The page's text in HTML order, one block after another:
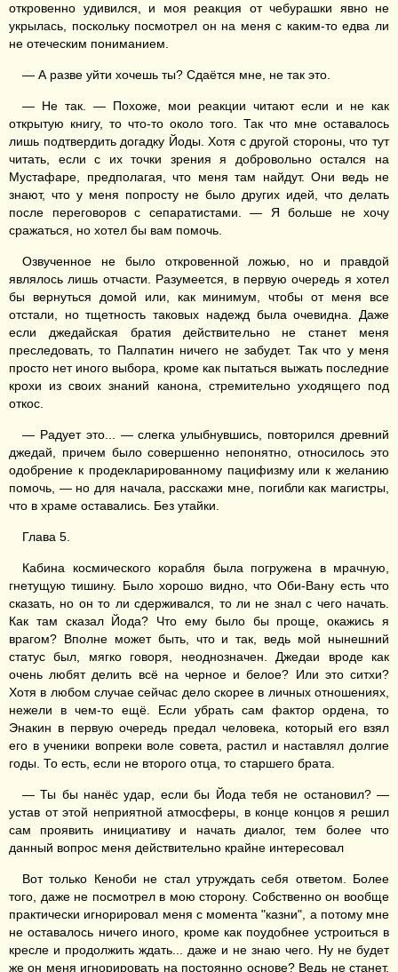
откровенно удивился, и моя реакция от чебурашки явно не
укрылась, поскольку посмотрел он на меня с каким-то едва ли
не отеческим пониманием.
— А разве уйти хочешь ты? Сдаётся мне, не так это.
— Не так. — Похоже, мои реакции читают если и не как
открытую книгу, то что-то около того. Так что мне оставалось
лишь подтвердить догадку Йоды. Хотя с другой стороны, что тут
читать, если с их точки зрения я добровольно остался на
Мустафаре, предполагая, что меня там найдут. Они ведь не
знают, что у меня попросту не было других идей, что делать
после переговоров с сепаратистами. — Я больше не хочу
сражаться, но хотел бы вам помочь.
Озвученное не было откровенной ложью, но и правдой
являлось лишь отчасти. Разумеется, в первую очередь я хотел
бы вернуться домой или, как минимум, чтобы от меня все
отстали, но тщетность таковых надежд была очевидна. Даже
если джедайская братия действительно не станет меня
преследовать, то Палпатин ничего не забудет. Так что у меня
просто нет иного выбора, кроме как пытаться выжать последние
крохи из своих знаний канона, стремительно уходящего под
откос.
— Радует это... — слегка улыбнувшись, повторился древний
джедай, причем было совершенно непонятно, относилось это
одобрение к продекларированному пацифизму или к желанию
помочь, — но для начала, расскажи мне, погибли как магистры,
что в храме оставались. Без утайки.
Глава 5.
Кабина космического корабля была погружена в мрачную,
гнетущую тишину. Было хорошо видно, что Оби-Вану есть что
сказать, но он то ли сдерживался, то ли не знал с чего начать.
Как там сказал Йода? Что ему было бы проще, окажись я
врагом? Вполне может быть, что и так, ведь мой нынешний
статус был, мягко говоря, неоднозначен. Джедаи вроде как
очень любят делить всё на черное и белое? Или это ситхи?
Хотя в любом случае сейчас дело скорее в личных отношениях,
нежели в чем-то ещё. Если убрать сам фактор ордена, то
Энакин в первую очередь предал человека, который его взял
его в ученики вопреки воле совета, растил и наставлял долгие
годы. То есть, если не второго отца, то старшего брата.
— Ты бы нанёс удар, если бы Йода тебя не остановил? —
устав от этой неприятной атмосферы, в конце концов я решил
сам проявить инициативу и начать диалог, тем более что
данный вопрос меня действительно крайне интересовал
Вот только Кеноби не стал утруждать себя ответом. Более
того, даже не посмотрел в мою сторону. Собственно он вообще
практически игнорировал меня с момента "казни", а потому мне
не оставалось ничего иного, кроме как поудобнее устроиться в
кресле и продолжить ждать... даже и не знаю чего. Ну не будет
же он меня игнорировать на постоянно основе? Ведь не станет,